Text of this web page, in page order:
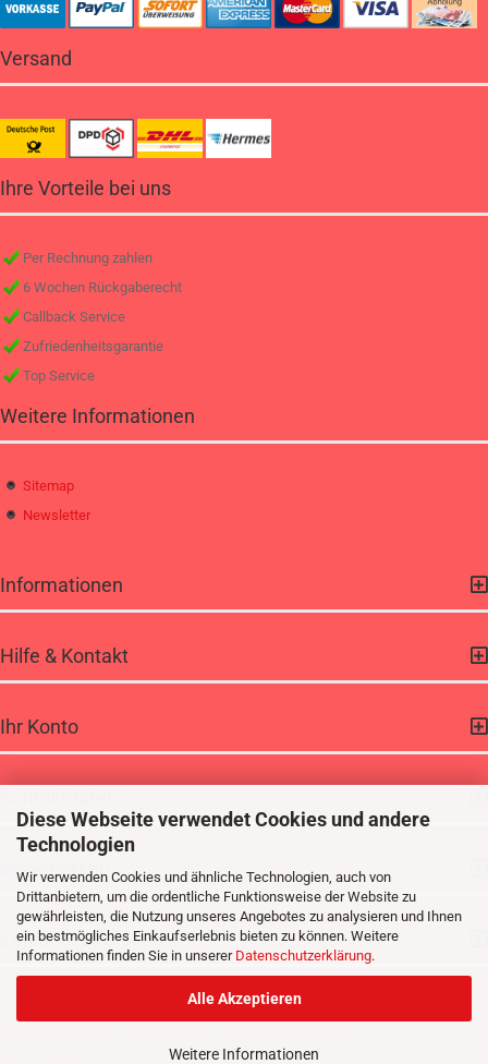
Diese Webseite verwendet Cookies und andere
Technologien
Wir verwenden Cookies und ähnliche Technologien, auch von
Drittanbietern, um die ordentliche Funktionsweise der Website zu
gewährleisten, die Nutzung unseres Angebotes zu analysieren und Ihnen
ein bestmögliches Einkaufserlebnis bieten zu können. Weitere
Informationen finden Sie in unserer Datenschutzerklärung.
Alle Akzeptieren
Weitere Informationen
Versand
Ihre Vorteile bei uns
Per Rechnung zahlen
6 Wochen Rückgaberecht
Callback Service
Zufriedenheitsgarantie
Top Service
Weitere Informationen
Sitemap
Newsletter
Informationen
Hilfe & Kontakt
Ihr Konto
Bookmarken
Zahlung & Versand
Alle Preise verstehen sich inklusive der gesetzlichen Mehrwertsteuer, zzgl.